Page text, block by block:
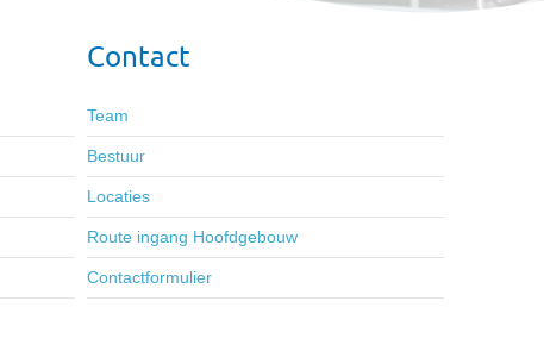
Contact
Team
Bestuur
Locaties
Route ingang Hoofdgebouw
Contactformulier